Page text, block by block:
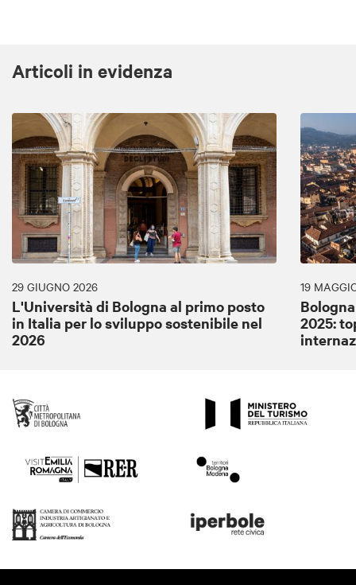
Articoli in evidenza
29 GIUGNO 2026
L'Università di Bologna al primo posto
in Italia per lo sviluppo sostenibile nel
2026
19
2025: